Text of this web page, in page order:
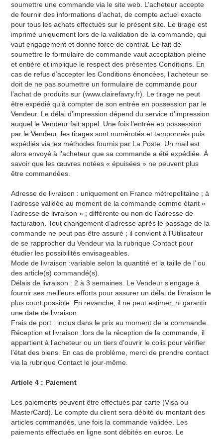
soumettre une commande via le site web. L’acheteur accepte
de fournir des informations d’achat, de compte actuel exacte
pour tous les achats effectués sur le présent site. Le tirage est
imprimé uniquement lors de la validation de la commande, qui
vaut engagement et donne force de contrat. Le fait de
soumettre le formulaire de commande vaut acceptation pleine
et entière et implique le respect des présentes Conditions. En
cas de refus d’accepter les Conditions énoncées, l’acheteur se
doit de ne pas soumettre un formulaire de commande pour
l’achat de produits sur (www.clairefavry.fr). Le tirage ne peut
être expédié qu’à compter de son entrée en possession par le
Vendeur. Le délai d’impression dépend du service d’impression
auquel le Vendeur fait appel. Une fois l’entrée en possession
par le Vendeur, les tirages sont numérotés et tamponnés puis
expédiés via les méthodes fournis par La Poste. Un mail est
alors envoyé à l’acheteur que sa commande a été expédiée. À
savoir que les œuvres notées « épuisées » ne peuvent plus
être commandées.
Adresse de livraison : uniquement en France métropolitaine ; à
l’adresse validée au moment de la commande comme étant «
l’adresse de livraison » ; différente ou non de l’adresse de
facturation. Tout changement d’adresse après le passage de la
commande ne peut pas être assuré ; il convient à l’Utilisateur
de se rapprocher du Vendeur via la rubrique Contact pour
étudier les possibilités envisageables.
Mode de livraison :variable selon la quantité et la taille de l’ ou
des article(s) commandé(s).
Délais de livraison : 2 à 3 semaines. Le Vendeur s’engage à
fournir ses meilleurs efforts pour assurer un délai de livraison le
plus court possible. En revanche, il ne peut estimer, ni garantir
une date de livraison.
Frais de port : inclus dans le prix au moment de la commande.
Réception et livraison :lors de la réception de la commande, il
appartient à l’acheteur ou un tiers d’ouvrir le colis pour vérifier
l’état des biens. En cas de problème, merci de prendre contact
via la rubrique Contact le jour-même.
Article 4 : Paiement
Les paiements peuvent être effectués par carte (Visa ou
MasterCard). Le compte du client sera débité du montant des
articles commandés, une fois la commande validée. Les
paiements effectués en ligne sont débités en euros. Le